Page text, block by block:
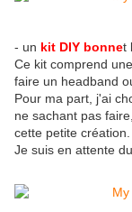
- un kit DIY bonnet
Ce kit comprend
faire un headband
Pour ma part, j'ai
ne sachant pas
cette petite création.
Je suis en attente